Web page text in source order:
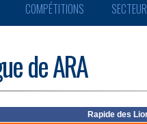
COMPÉTITIONS
de ARA
Rapide des